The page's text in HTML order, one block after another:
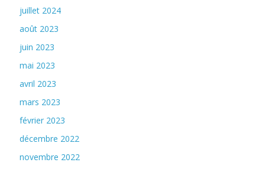
juillet 2024
août 2023
juin 2023
mai 2023
avril 2023
mars 2023
février 2023
décembre 2022
novembre 2022